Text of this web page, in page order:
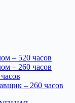
– 520 часов
– 260 часов
– 260 часов